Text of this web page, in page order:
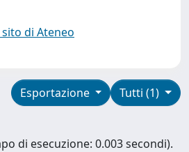
di Ateneo
Tutti (1)
Esportazione
di esecuzione: 0.003 secondi).